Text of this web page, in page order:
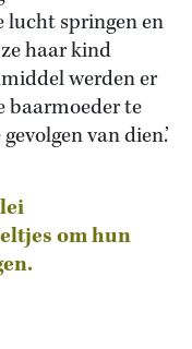
lucht springen en
haar kind
werden er
baarmoeder te
van dien.’
om hun